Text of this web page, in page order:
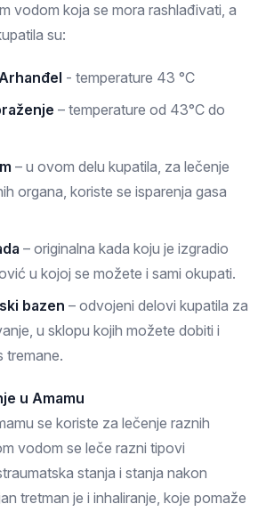
vodom koja se mora rashlađivati, a
su:
- temperature 43 °C
– temperature od 43°C do
– u ovom delu kupatila, za lečenje
organa, koriste se isparenja gasa
– originalna kada koju je izgradio
u kojoj se možete i sami okupati.
bazen – odvojeni delovi kupatila za
u sklopu kojih možete dobiti i
tremane.
u Amamu
se koriste za lečenje raznih
vodom se leče razni tipovi
stanja i stanja nakon
tretman je i inhaliranje, koje pomaže